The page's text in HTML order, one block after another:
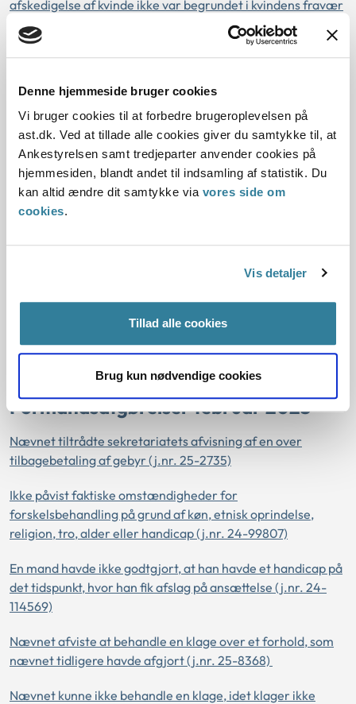
Denne hjemmeside bruger cookies
Vi bruger cookies til at forbedre brugeroplevelsen på
ast.dk. Ved at tillade alle cookies giver du samtykke til, at
Ankestyrelsen samt tredjeparter anvender cookies på
hjemmesiden, blandt andet til indsamling af statistik. Du
kan altid ændre dit samtykke via vores side om
cookies.
Vis detaljer
Tillad alle cookies
Brug kun nødvendige cookies
afskedigelse af kvinde ikke var begrundet i kvindens fravær
efter barselsloven (j.nr. 23-34143)
Nævnet afviste at behandle en klage over
forbindelse med en kommunes sagsbehandling, da det
krævede mundtlige parts- og vidneforklaringer at afklare
dette spørgsmål (j.nr. 23-95140)
Kvinde, som havde en skizofrenidiagnose, blev ikke udsat
for forskelsbehandling under sit graviditetsforløb (j.nr. 23-
21678)
Klager havde ikke påvist faktiske omstændigheder for, at
Der var behov for mundtlige parts- og vidneforklaringer
forskelsbehandling på grund af handicap (j.nr. 23-14349)
Formandsafgørelser februar 2025
Nævnet tiltrådte sekretariatets afvisning af en over
tilbagebetaling af gebyr (j.nr. 25-2735)
Ikke påvist faktiske omstændigheder for
forskelsbehandling på grund af køn, etnisk oprindelse,
religion, tro, alder eller handicap (j.nr. 24-99807)
En mand havde ikke godtgjort, at han havde et handicap på
det tidspunkt, hvor han fik afslag på ansættelse (j.nr. 24-
114569)
Nævnet afviste at behandle en klage over et forhold, som
nævnet tidligere havde afgjort (j.nr. 25-8368)
Nævnet kunne ikke behandle en klage, idet klager ikke